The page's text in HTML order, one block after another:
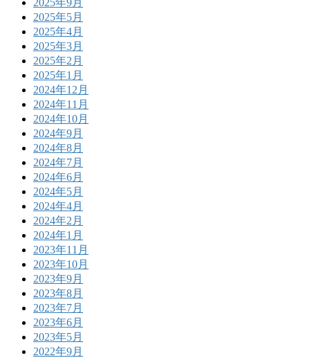
2025年5月
2025年4月
2025年3月
2025年2月
2025年1月
2024年12月
2024年11月
2024年10月
2024年9月
2024年8月
2024年7月
2024年6月
2024年5月
2024年4月
2024年2月
2024年1月
2023年11月
2023年10月
2023年9月
2023年8月
2023年7月
2023年6月
2023年5月
2022年9月